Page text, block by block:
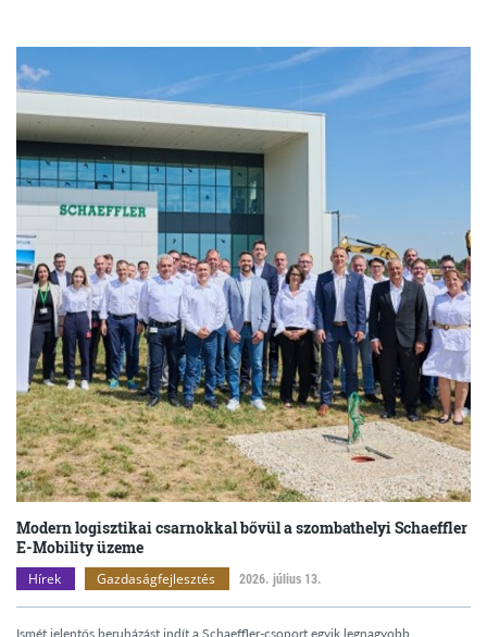
Modern logisztikai csarnokkal bővül a szombathelyi Schaeffler
E-Mobility üzeme
Hírek Gazdaságfejlesztés 2026. július 13.
Ismét jelentős beruházást indít a Schaeffler-csoport egyik legnagyobb